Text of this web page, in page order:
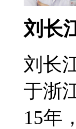
刘长
刘长
于浙
15年